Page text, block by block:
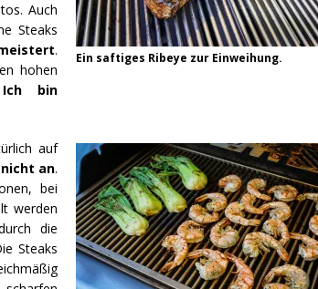
Ein saftiges Ribeye zur Einweihung.
Auch
Steaks
.
hohen
Ich bin
auf
an.
bei
werden
die
Steaks